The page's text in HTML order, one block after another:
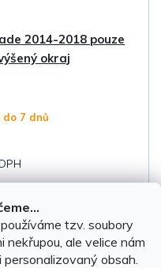
tzv. soubory
nekřupou, ale velice nám
obsah.
2014-2018 pouze
okraj
do 7 dnů